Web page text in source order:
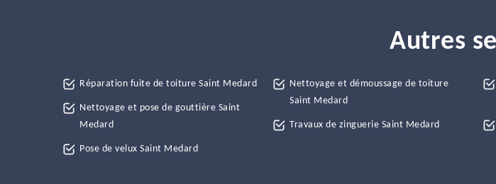
Autres
Réparation fuite de toiture Saint Medard
Nettoyage et pose de gouttière Saint
Medard
Pose de velux Saint Medard
Nettoyage et démoussage de toiture
Saint Medard
Travaux de zinguerie Saint Medard